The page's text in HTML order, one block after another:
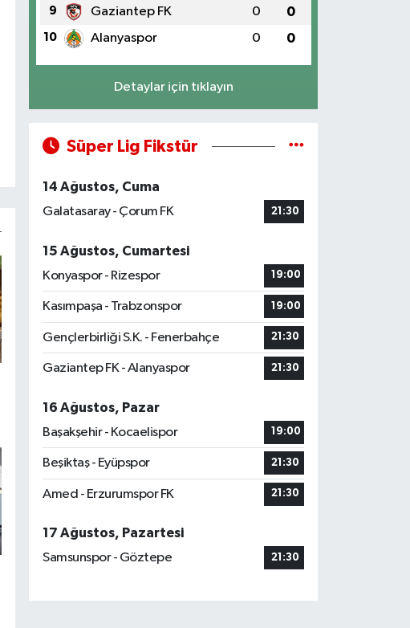
9 Gaziantep FK 0 0
10 Alanyaspor 0 0
Detaylar için tıklayın
Süper Lig Fikstür
14 Ağustos, Cuma
Galatasaray - Çorum FK
21:30
15 Ağustos, Cumartesi
Konyaspor - Rizespor
19:00
Kasımpaşa - Trabzonspor 19:00
Gençlerbirliği S.K. - Fenerbahçe 21:30
Gaziantep FK - Alanyaspor 21:30
16 Ağustos, Pazar
Başakşehir - Kocaelispor
19:00
Beşiktaş - Eyüpspor 21:30
Amed - Erzurumspor FK 21:30
17 Ağustos, Pazartesi
Samsunspor - Göztepe
21:30